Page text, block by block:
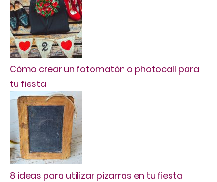
Cómo crear un fotomatón o photocall para
tu fiesta
8 ideas para utilizar pizarras en tu fiesta